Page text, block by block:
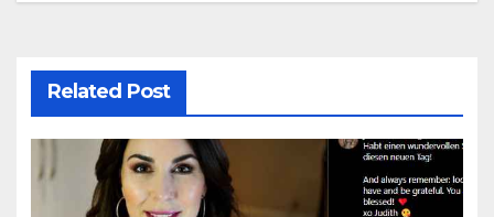
Related Post